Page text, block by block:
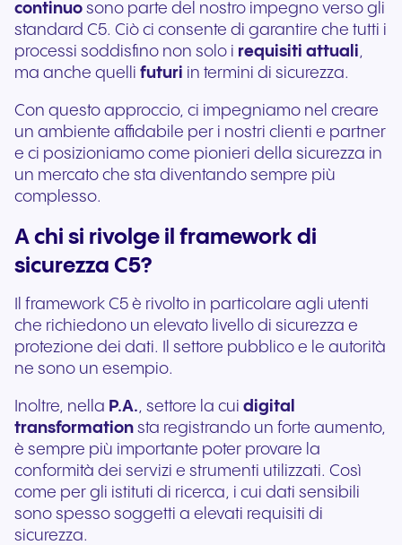
continuo sono parte del nostro impegno verso gli
standard C5. Ciò ci consente di garantire che tutti i
processi soddisfino non solo i requisiti attuali,
ma anche quelli futuri in termini di sicurezza.
Con questo approccio, ci impegniamo nel creare
un ambiente affidabile per i nostri clienti e partner
e ci posizioniamo come pionieri della sicurezza in
un mercato che sta diventando sempre più
complesso.
A chi si rivolge il framework di
sicurezza C5?
Il framework C5 è rivolto in particolare agli utenti
che richiedono un elevato livello di sicurezza e
protezione dei dati. Il settore pubblico e le autorità
ne sono un esempio.
Inoltre, nella P.A., settore la cui digital
transformation sta registrando un forte aumento,
è sempre più importante poter provare la
conformità dei servizi e strumenti utilizzati. Così
come per gli istituti di ricerca, i cui dati sensibili
sono spesso soggetti a elevati requisiti di
sicurezza.